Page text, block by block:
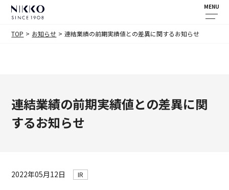
MENU
TOP お知らせ 連結業績の前期実績値との差異に関するお知らせ
連結業績の前期実績値との差異に関
するお知らせ
2022年05月12日 IR